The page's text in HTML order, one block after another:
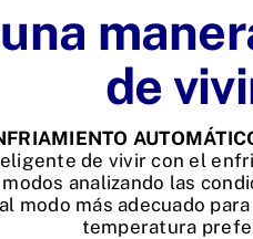
de
de vivir con el
analizando las
modo más adecuado
temperatura